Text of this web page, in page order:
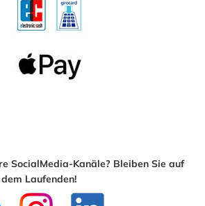
SocialMedia-Kanäle? Bleiben Sie auf
dem Laufenden!